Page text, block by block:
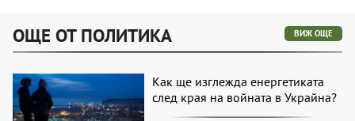
ОЩЕ ОТ ПОЛИТИКА ВИЖ ОЩЕ
Как ще изглежда енергетиката
след края на войната в Украйна?